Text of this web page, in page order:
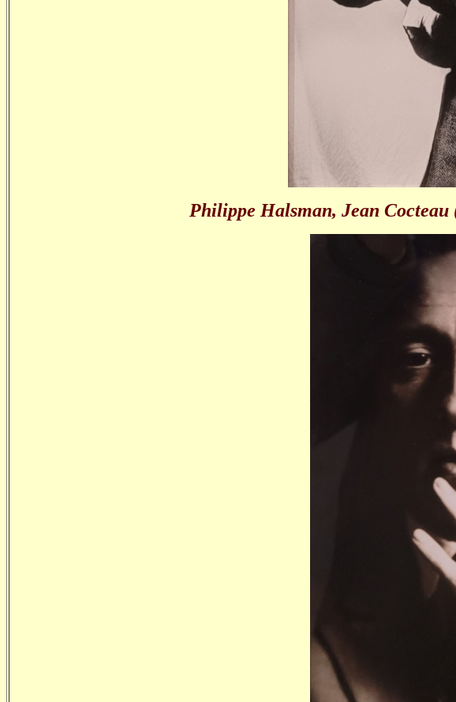
Philippe Halsman, Jean